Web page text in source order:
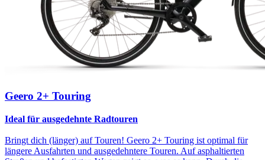
Geero 2+ Touring
Ideal für ausgedehnte Radtouren
Bringt dich (länger) auf Touren! Geero 2+ Touring ist optimal für
längere Ausfahrten und ausgedehntere Touren. Auf asphaltierten